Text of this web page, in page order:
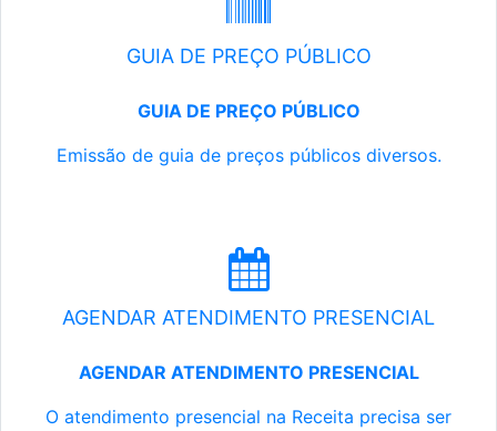
GUIA DE PREÇO PÚBLICO
GUIA DE PREÇO PÚBLICO
Emissão de guia de preços públicos diversos.
AGENDAR ATENDIMENTO PRESENCIAL
AGENDAR ATENDIMENTO PRESENCIAL
O atendimento presencial na Receita precisa ser